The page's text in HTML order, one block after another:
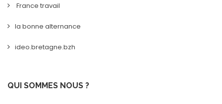
France travail
la bonne alternance
ideo.bretagne.bzh
QUI SOMMES NOUS ?